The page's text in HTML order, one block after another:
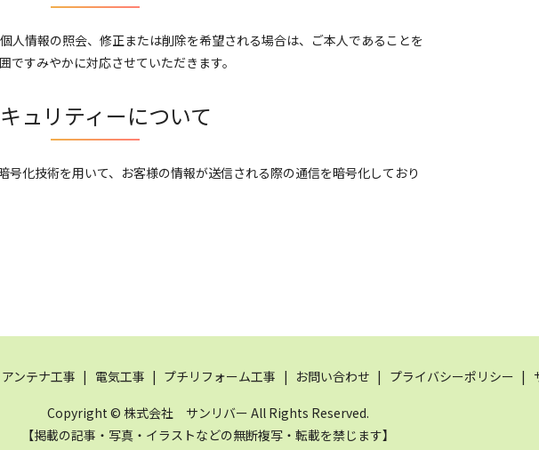
人情報の照会、修正または削除を希望される場合は、ご本人であることを
すみやかに対応させていただきます。
ュリティーについて
化技術を用いて、お客様の情報が送信される際の通信を暗号化しており
アンテナ工事 電気工事 プチリフォーム工事 お問い合わせ プライバシーポリシー
Copyright © 株式会社 サンリバー All Rights Reserved.
【掲載の記事・写真・イラストなどの無断複写・転載を禁じます】